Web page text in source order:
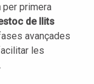
per primera
de llits
avançades
les